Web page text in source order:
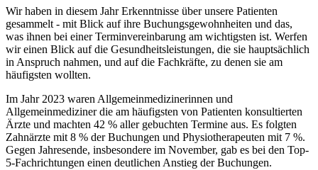
Wir haben in diesem Jahr Erkenntnisse über unsere Patienten
gesammelt - mit Blick auf ihre Buchungsgewohnheiten und das,
was ihnen bei einer Terminvereinbarung am wichtigsten ist. Werfen
wir einen Blick auf die Gesundheitsleistungen, die sie hauptsächlich
in Anspruch nahmen, und auf die Fachkräfte, zu denen sie am
häufigsten wollten.
Im Jahr 2023 waren Allgemeinmedizinerinnen und
Allgemeinmediziner die am häufigsten von Patienten konsultierten
Ärzte und machten 42 % aller gebuchten Termine aus. Es folgten
Zahnärzte mit 8 % der Buchungen und Physiotherapeuten mit 7 %.
Gegen Jahresende, insbesondere im November, gab es bei den Top-
5-Fachrichtungen einen deutlichen Anstieg der Buchungen.